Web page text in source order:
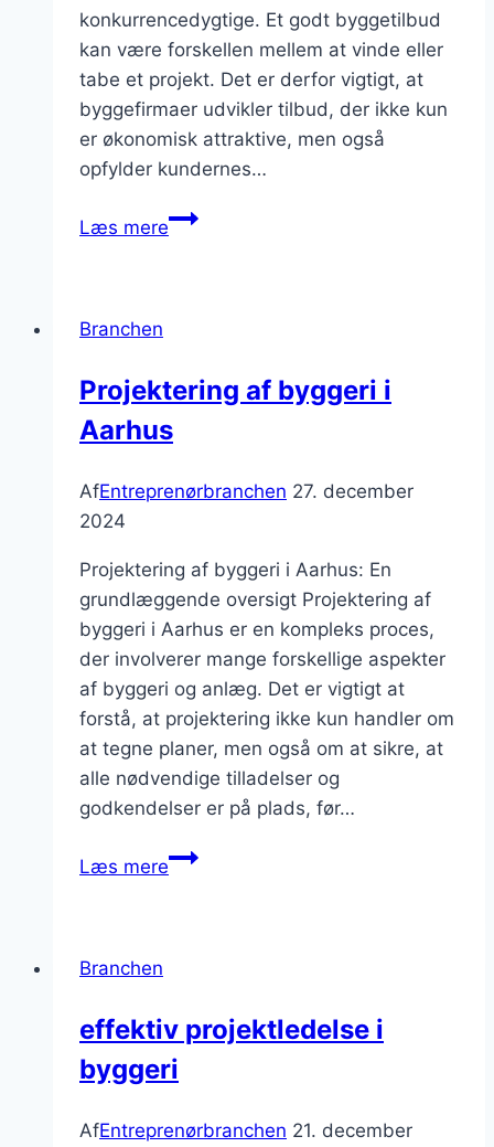
konkurrencedygtige. Et godt byggetilbud
kan være forskellen mellem at vinde eller
tabe et projekt. Det er derfor vigtigt, at
byggefirmaer udvikler tilbud, der ikke kun
er økonomisk attraktive, men også
opfylder kundernes…
Læs mereByggetilbud
Branchen
Projektering af byggeri i
Aarhus
AfEntreprenørbranchen 27. december
2024
Projektering af byggeri i Aarhus: En
grundlæggende oversigt Projektering af
byggeri i Aarhus er en kompleks proces,
der involverer mange forskellige aspekter
af byggeri og anlæg. Det er vigtigt at
forstå, at projektering ikke kun handler om
at tegne planer, men også om at sikre, at
alle nødvendige tilladelser og
godkendelser er på plads, før…
Læs mereProjektering
Branchen
effektiv projektledelse i
byggeri
AfEntreprenørbranchen 21. december